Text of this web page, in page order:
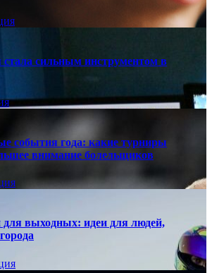
стала сильным инструментом в
события года: какие турниры
внимание болельщиков
выходных: идеи для людей,